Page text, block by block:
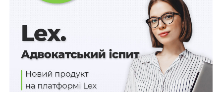
«Вид марки» – потрібно обрати значення
«Нового зразка» для марки, яка містить QR-код
(тобто нового зразка, що запроваджений з 1
травня 2020 р.);
«Серія марки» – серію марки, яка складається з